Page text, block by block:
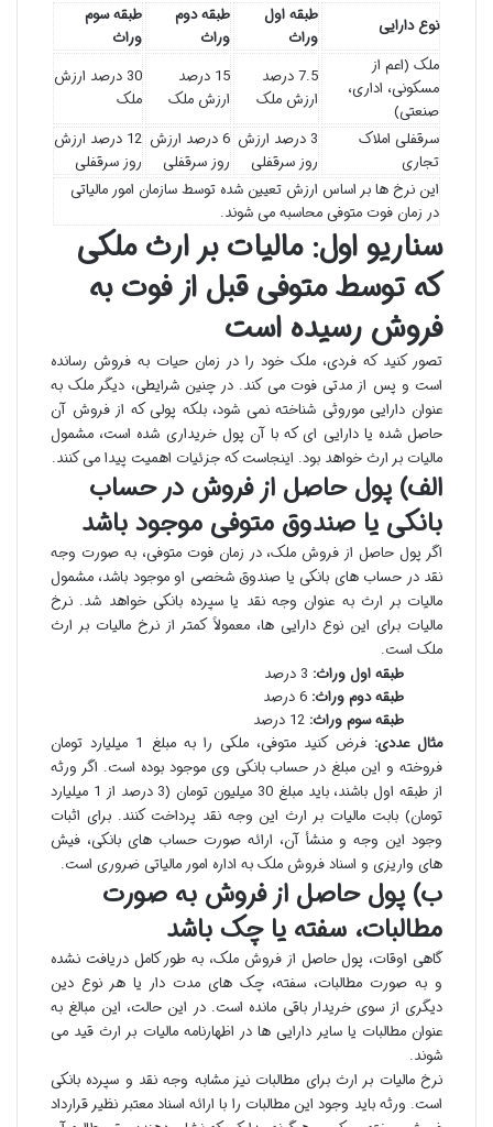
نوع دارایی
طبقه اول
وراث
طبقه دوم
وراث
طبقه سوم
وراث
ملک (اعم از
مسکونی، اداری،
صنعتی)
7.5 درصد
ارزش ملک
15 درصد
ارزش ملک
30 درصد ارزش
ملک
سرقفلی املاک
تجاری
3 درصد ارزش
روز سرقفلی
6 درصد ارزش
روز سرقفلی
12 درصد ارزش
روز سرقفلی
این نرخ ها بر اساس ارزش تعیین شده توسط سازمان امور مالیاتی
در زمان فوت متوفی محاسبه می شوند.
سناریو اول: مالیات بر ارث ملکی
که توسط متوفی قبل از فوت به
فروش رسیده است
تصور کنید که فردی، ملک خود را در زمان حیات به فروش رسانده
است و پس از مدتی فوت می کند. در چنین شرایطی، دیگر ملک به
عنوان دارایی موروثی شناخته نمی شود، بلکه پولی که از فروش آن
حاصل شده یا دارایی ای که با آن پول خریداری شده است، مشمول
مالیات بر ارث خواهد بود. اینجاست که جزئیات اهمیت پیدا می کنند.
الف) پول حاصل از فروش در حساب
بانکی یا صندوق متوفی موجود باشد
اگر پول حاصل از فروش ملک، در زمان فوت متوفی، به صورت وجه
نقد در حساب های بانکی یا صندوق شخصی او موجود باشد، مشمول
مالیات بر ارث به عنوان وجه نقد یا سپرده بانکی خواهد شد. نرخ
مالیات برای این نوع دارایی ها، معمولاً کمتر از نرخ مالیات بر ارث
ملک است.
طبقه اول وراث:
طبقه دوم وراث:
طبقه سوم وراث:
مثال عددی:
فرض کنید متوفی، ملکی را به مبلغ 1 میلیارد تومان
فروخته و این مبلغ در حساب بانکی وی موجود بوده است. اگر ورثه
از طبقه اول باشند، باید مبلغ 30 میلیون تومان (3 درصد از 1 میلیارد
تومان) بابت مالیات بر ارث این وجه نقد پرداخت کنند. برای اثبات
وجود این وجه و منشأ آن، ارائه صورت حساب های بانکی، فیش
های واریزی و اسناد فروش ملک به اداره امور مالیاتی ضروری است.
ب) پول حاصل از فروش به صورت
مطالبات، سفته یا چک باشد
گاهی اوقات، پول حاصل از فروش ملک، به طور کامل دریافت نشده
و به صورت مطالبات، سفته، چک های مدت دار یا هر نوع دین
دیگری از سوی خریدار باقی مانده است. در این حالت، این مبالغ به
عنوان مطالبات یا سایر دارایی ها در اظهارنامه مالیات بر ارث قید می
شوند.
نرخ مالیات بر ارث برای مطالبات نیز مشابه وجه نقد و سپرده بانکی
است. ورثه باید وجود این مطالبات را با ارائه اسناد معتبر نظیر قرارداد